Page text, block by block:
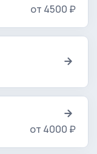
от 4500 ₽
от 4000 ₽